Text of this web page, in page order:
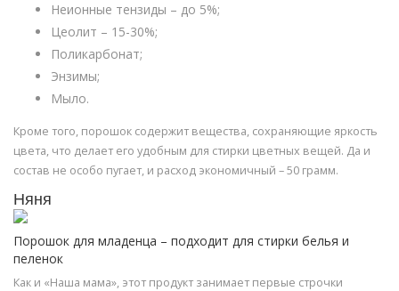
Неионные тензиды – до 5%;
Цеолит – 15-30%;
Поликарбонат;
Энзимы;
Мыло.
Кроме того, порошок содержит вещества, сохраняющие яркость
цвета, что делает его удобным для стирки цветных вещей. Да и
состав не особо пугает, и расход экономичный – 50 грамм.
Няня
Порошок для младенца – подходит для стирки белья и
пеленок
Как и «Наша мама», этот продукт занимает первые строчки